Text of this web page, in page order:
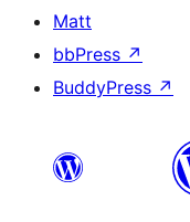
Matt
bbPress ↗
BuddyPress ↗